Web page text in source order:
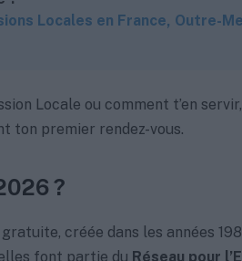
Locales en France, Outre-
Locale ou comment t’en servir,
ton premier rendez-vous.
?
créée dans les années
font partie du Réseau pour